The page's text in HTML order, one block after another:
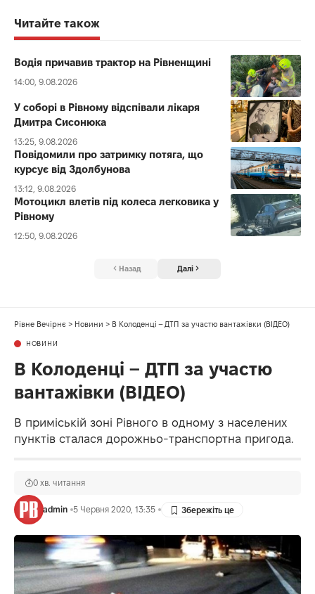
Читайте також
Водія причавив трактор на Рівненщині
14:00, 9.08.2026
У соборі в Рівному відспівали лікаря
Дмитра Сисонюка
13:25, 9.08.2026
Повідомили про затримку потяга, що
курсує від Здолбунова
13:12, 9.08.2026
Мотоцикл влетів під колеса легковика у
Рівному
12:50, 9.08.2026
Назад Далі
Рівне Вечірнє > Новини > В Колоденці – ДТП за участю вантажівки (ВІДЕО)
НОВИНИ
В Колоденці – ДТП за участю
вантажівки (ВІДЕО)
В приміській зоні Рівного в одному з населених
пунктів сталася дорожньо-транспортна пригода.
admin 5 Червня 2020, 13:35
0 хв. читання